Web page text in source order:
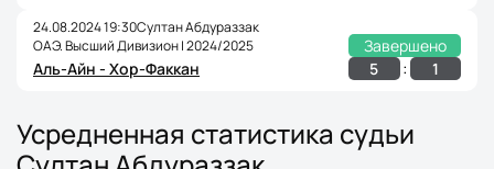
24.08.2024 19:30Султан Абдураззак
ОАЭ. Высший Дивизион | 2024/2025
Завершено
Аль-Айн - Хор-Факкан
5 : 1
Усредненная статистика судьи